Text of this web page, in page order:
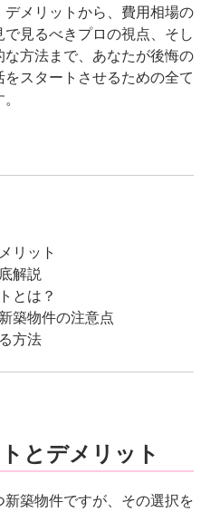
メリットから、費用相場の
見るべきプロの視点、そし
方法まで、あなたが後悔の
スタートさせるための全て
リット
解説
とは？
築物件の注意点
方法
とデメリット
築物件ですが、その選択を